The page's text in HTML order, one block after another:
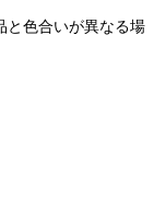
と色合いが異なる場